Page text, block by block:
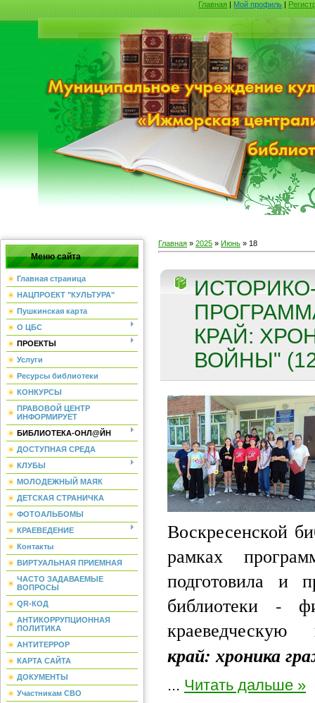
Главная | Мой профиль |
Меню сайта
Главная страница
НАЦПРОЕКТ "КУЛЬТУРА"
Пушкинская карта
О ЦБС
ПРОЕКТЫ
Услуги
Ресурсы библиотеки
КОНКУРСЫ
ПРАВОВОЙ ЦЕНТР
ИНФОРМИРУЕТ
БИБЛИОТЕКА-ОНЛ@ЙН
ДОСТУПНАЯ СРЕДА
КЛУБЫ
МОЛОДЕЖНЫЙ МАЯК
ДЕТСКАЯ СТРАНИЧКА
ФОТОАЛЬБОМЫ
КРАЕВЕДЕНИЕ
Контакты
ВИРТУАЛЬНАЯ ПРИЕМНАЯ
ЧАСТО ЗАДАВАЕМЫЕ
ВОПРОСЫ
QR-КОД
АНТИКОРРУПЦИОННАЯ
ПОЛИТИКА
АНТИТЕРРОР
КАРТА САЙТА
ДОКУМЕНТЫ
Участникам СВО
Главная » 2025 » Июнь » 18
КРАЙ:
ВОЙНЫ"
Воскресенской
рамках
подготовила и
библиотеки -
край: хроника
... Читать дальше »